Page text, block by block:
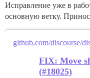
Исправление уже в
основную ветку.
github.com/discourse/
FIX: Move
(#18025)